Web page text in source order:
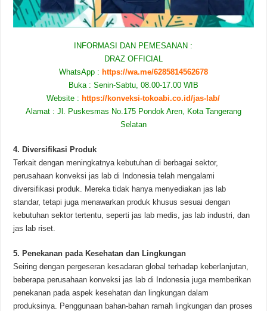
INFORMASI DAN PEMESANAN :
DRAZ OFFICIAL
WhatsApp : https://wa.me/6285814562678
Buka : Senin-Sabtu, 08.00-17.00 WIB
Website :https://konveksi-tokoabi.co.id/jas-lab/
Alamat : Jl. Puskesmas No.175 Pondok Aren, Kota Tangerang
Selatan
4. Diversifikasi Produk
Terkait dengan meningkatnya kebutuhan di berbagai sektor,
perusahaan konveksi jas lab di Indonesia telah mengalami
diversifikasi produk. Mereka tidak hanya menyediakan jas lab
standar, tetapi juga menawarkan produk khusus sesuai dengan
kebutuhan sektor tertentu, seperti jas lab medis, jas lab industri, dan
jas lab riset.
5. Penekanan pada Kesehatan dan Lingkungan
Seiring dengan pergeseran kesadaran global terhadap keberlanjutan,
beberapa perusahaan konveksi jas lab di Indonesia juga memberikan
penekanan pada aspek kesehatan dan lingkungan dalam
produksinya. Penggunaan bahan-bahan ramah lingkungan dan proses